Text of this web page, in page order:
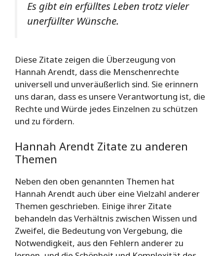
Es gibt ein erfülltes Leben trotz vieler
unerfüllter Wünsche.
Diese Zitate zeigen die Überzeugung von
Hannah Arendt, dass die Menschenrechte
universell und unveräußerlich sind. Sie erinnern
uns daran, dass es unsere Verantwortung ist, die
Rechte und Würde jedes Einzelnen zu schützen
und zu fördern.
Hannah Arendt Zitate zu anderen
Themen
Neben den oben genannten Themen hat
Hannah Arendt auch über eine Vielzahl anderer
Themen geschrieben. Einige ihrer Zitate
behandeln das Verhältnis zwischen Wissen und
Zweifel, die Bedeutung von Vergebung, die
Notwendigkeit, aus den Fehlern anderer zu